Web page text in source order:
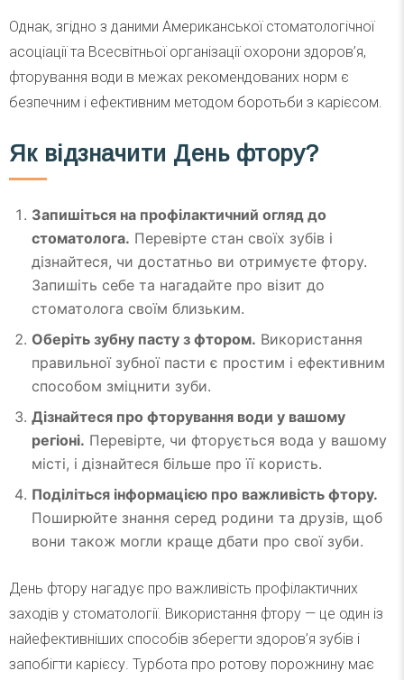
Однак, згідно з даними Американської стоматологічної
асоціації та Всесвітньої організації охорони здоров’я,
фторування води в межах рекомендованих норм є
безпечним і ефективним методом боротьби з карієсом.
Як відзначити День фтору?
Запишіться на профілактичний огляд до
стоматолога. Перевірте стан своїх зубів і
дізнайтеся, чи достатньо ви отримуєте фтору.
Запишіть себе та нагадайте про візит до
стоматолога своїм близьким.
Оберіть зубну пасту з фтором. Використання
правильної зубної пасти є простим і ефективним
способом зміцнити зуби.
Дізнайтеся про фторування води у вашому
регіоні. Перевірте, чи фторується вода у вашому
місті, і дізнайтеся більше про її користь.
Поділіться інформацією про важливість фтору.
Поширюйте знання серед родини та друзів, щоб
вони також могли краще дбати про свої зуби.
День фтору нагадує про важливість профілактичних
заходів у стоматології. Використання фтору — це один із
найефективніших способів зберегти здоров’я зубів і
запобігти карієсу. Турбота про ротову порожнину має